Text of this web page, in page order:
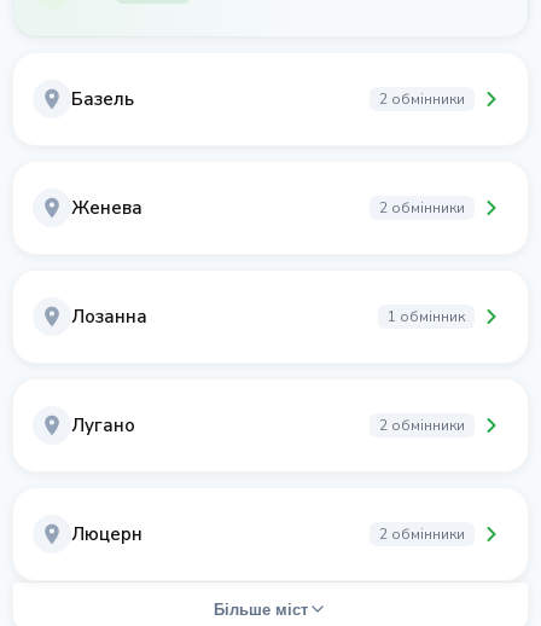
Базель 2 обмінники
Женева 2 обмінники
Лозанна 1 обмінник
Лугано 2 обмінники
Люцерн 2 обмінники
Більше міст